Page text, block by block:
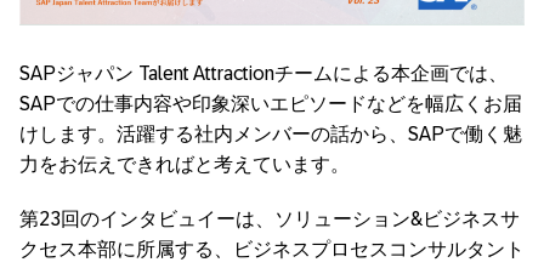
SAPジャパン Talent Attractionチームによる本企画では、
SAPでの仕事内容や印象深いエピソードなどを幅広くお届
けします。活躍する社内メンバーの話から、SAPで働く魅
力をお伝えできればと考えています。
第23回のインタビュイーは、ソリューション&ビジネスサ
クセス本部に所属する、ビジネスプロセスコンサルタント